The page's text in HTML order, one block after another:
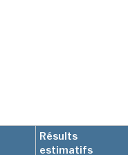
Résults
estimatifs